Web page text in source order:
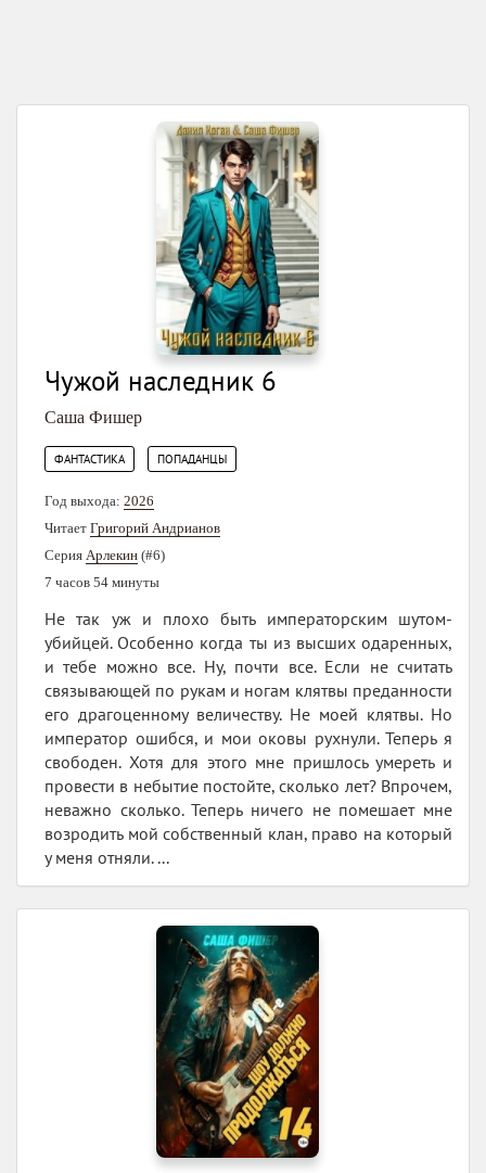
Чужой наследник 6
Саша Фишер
ФАНТАСТИКА ПОПАДАНЦЫ
Год выхода: 2026
Читает Григорий Андрианов
Серия Арлекин (#6)
7 часов 54 минуты
Не так уж и плохо быть императорским шутом-
убийцей. Особенно когда ты из высших одаренных,
и тебе можно все. Ну, почти все. Если не считать
связывающей по рукам и ногам клятвы преданности
его драгоценному величеству. Не моей клятвы. Но
император ошибся, и мои оковы рухнули. Теперь я
свободен. Хотя для этого мне пришлось умереть и
провести в небытие постойте, сколько лет? Впрочем,
неважно сколько. Теперь ничего не помешает мне
возродить мой собственный клан, право на который
у меня отняли. ...